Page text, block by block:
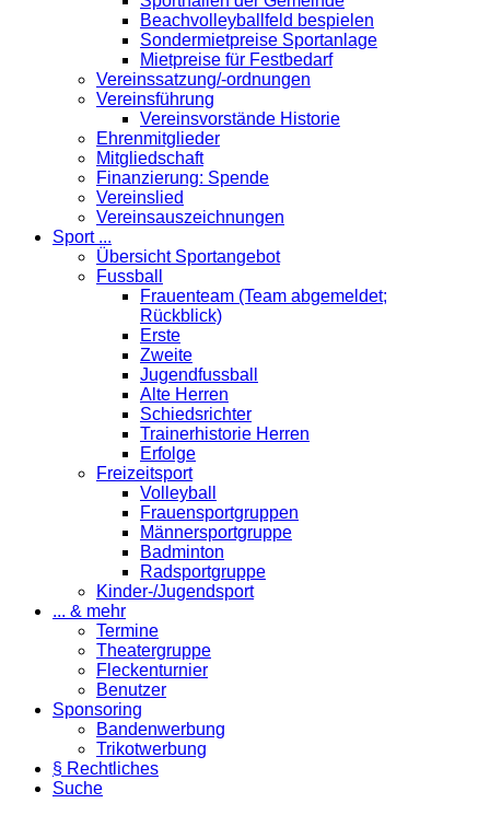
Beachvolleyballfeld bespielen
Sondermietpreise Sportanlage
Mietpreise für Festbedarf
Vereinssatzung/-ordnungen
Vereinsführung
Vereinsvorstände Historie
Ehrenmitglieder
Mitgliedschaft
Finanzierung: Spende
Vereinslied
Vereinsauszeichnungen
Sport ...
Übersicht Sportangebot
Fussball
Frauenteam (Team abgemeldet;
Rückblick)
Erste
Zweite
Jugendfussball
Alte Herren
Schiedsrichter
Trainerhistorie Herren
Erfolge
Freizeitsport
Volleyball
Frauensportgruppen
Männersportgruppe
Badminton
Radsportgruppe
Kinder-/Jugendsport
... & mehr
Termine
Theatergruppe
Fleckenturnier
Benutzer
Sponsoring
Bandenwerbung
Trikotwerbung
§ Rechtliches
Suche